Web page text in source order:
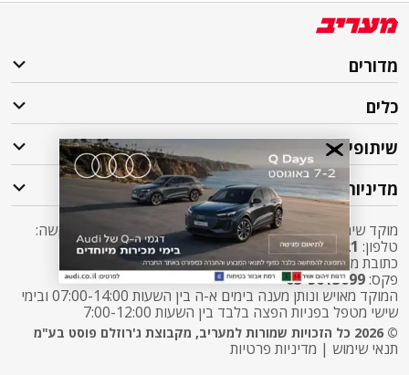
מדורים
כלים
שיתופי פעולה
מדיניות
מוקד שירות לקוחות מעריב אליו ניתן לפנות בכל שאלה או בקשה:
טלפון: 2421* שלוחה 5 מעריב או
03-7619056
כתובת מייל:sherut@maariv.co.il
פקס:03-5613699
המוקד מאויש ונותן מענה בימים א-ה בין השעות 07:00-14:00 ובימי
שישי מטפל בפניות הפצה בלבד בין השעות 7:00-12:00
© 2026 כל הזכויות שמורות למעריב, מקבוצת ג'רוזלם פוסט בע"מ
תנאי שימוש | מדיניות פרטיות